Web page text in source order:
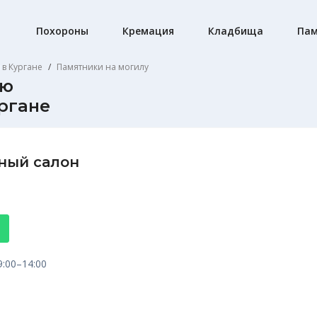
Похороны Кремация Кладбища
Кургане Памятники на могилу
салон